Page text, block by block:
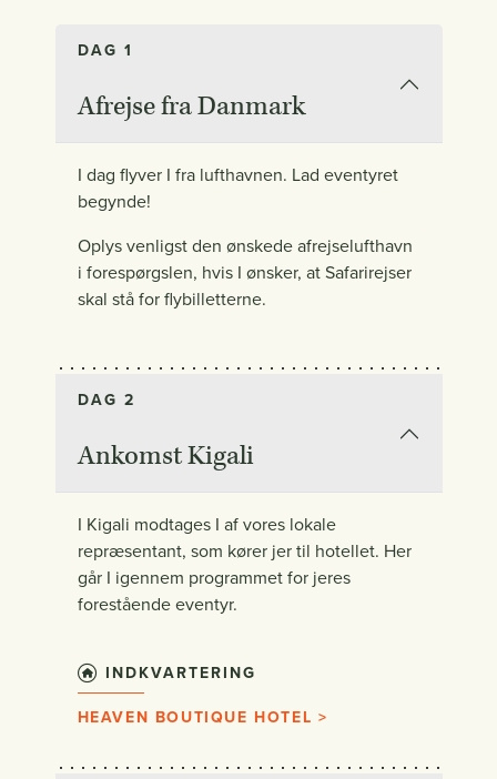
DAG 1
Afrejse fra Danmark
I dag flyver I fra lufthavnen. Lad eventyret
begynde!
Oplys venligst den ønskede afrejselufthavn
i forespørgslen, hvis I ønsker, at Safarirejser
skal stå for flybilletterne.
DAG 2
Ankomst Kigali
I Kigali modtages I af vores lokale
repræsentant, som kører jer til hotellet. Her
går I igennem programmet for jeres
forestående eventyr.
INDKVARTERING
HEAVEN BOUTIQUE HOTEL >